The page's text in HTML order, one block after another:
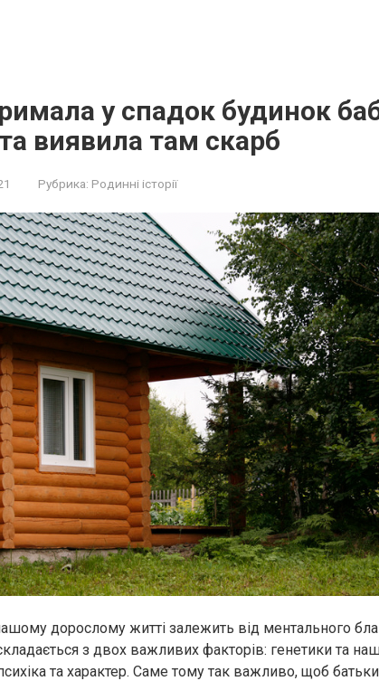
у спадок будинок
виявила там скарб
Рубрика: Родинні історії
дорослому житті залежить від ментального
з двох важливих факторів: генетики та
та характер. Саме тому так важливо, щоб